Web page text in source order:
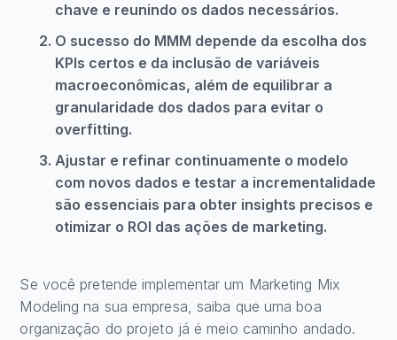
chave e reunindo os dados necessários.
O sucesso do MMM depende da escolha dos
KPIs certos e da inclusão de variáveis
macroeconômicas, além de equilibrar a
granularidade dos dados para evitar o
overfitting.
Ajustar e refinar continuamente o modelo
com novos dados e testar a incrementalidade
são essenciais para obter insights precisos e
otimizar o ROI das ações de marketing.
Se você pretende implementar um Marketing Mix
Modeling na sua empresa, saiba que uma boa
organização do projeto já é meio caminho andado.